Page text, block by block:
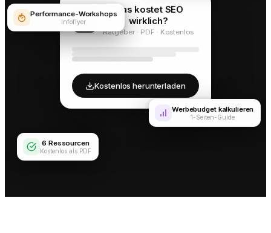
Was kostet SEO
wirklich?
Ratgeber · PDF · Kostenlos
Kostenlos herunterladen
Performance-Workshops
Infoflyer
Werbebudget kalkulieren
1-Seiten-Guide
6 Ressourcen
Kostenlos als PDF